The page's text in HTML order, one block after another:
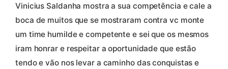
Vinicius Saldanha mostra a sua competência e cale a
boca de muitos que se mostraram contra vc monte
um time humilde e competente e sei que os mesmos
iram honrar e respeitar a oportunidade que estão
tendo e vão nos levar a caminho das conquistas e